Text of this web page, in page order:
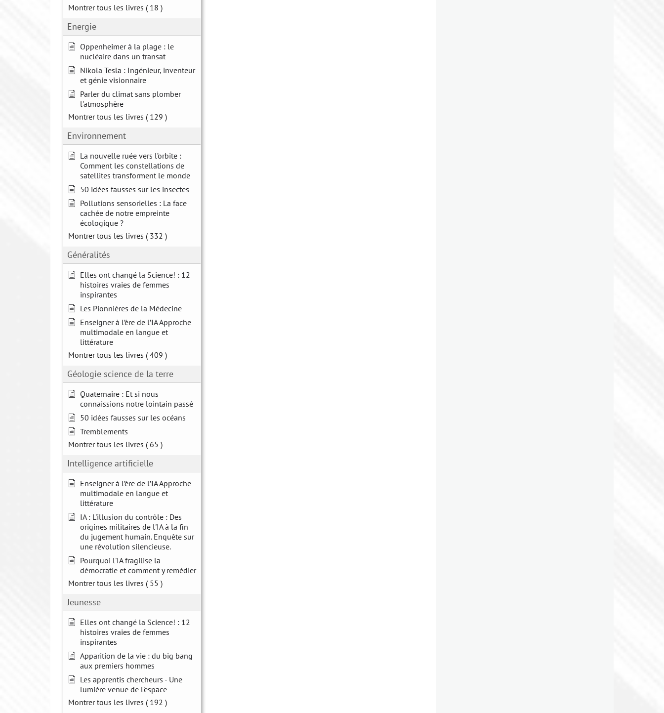
Montrer tous les livres ( 18 )
Energie
Oppenheimer à la plage : le
nucléaire dans un transat
Nikola Tesla : Ingénieur, inventeur
et génie visionnaire
Parler du climat sans plomber
l'atmosphère
Montrer tous les livres ( 129 )
Environnement
La nouvelle ruée vers l’orbite :
Comment les constellations de
satellites transforment le monde
50 idées fausses sur les insectes
Pollutions sensorielles : La face
cachée de notre empreinte
écologique ?
Montrer tous les livres ( 332 )
Généralités
Elles ont changé la Science! : 12
histoires vraies de femmes
inspirantes
Les Pionnières de la Médecine
Enseigner à l’ère de l’IA Approche
multimodale en langue et
littérature
Montrer tous les livres ( 409 )
Géologie science de la terre
Quaternaire : Et si nous
connaissions notre lointain passé
50 idées fausses sur les océans
Tremblements
Montrer tous les livres ( 65 )
Intelligence artificielle
Enseigner à l’ère de l’IA Approche
multimodale en langue et
littérature
IA : L'illusion du contrôle : Des
origines militaires de l'IA à la fin
du jugement humain. Enquête sur
une révolution silencieuse.
Pourquoi l'IA fragilise la
démocratie et comment y remédier
Montrer tous les livres ( 55 )
Jeunesse
Elles ont changé la Science! : 12
histoires vraies de femmes
inspirantes
Apparition de la vie : du big bang
aux premiers hommes
Les apprentis chercheurs - Une
lumière venue de l'espace
Montrer tous les livres ( 192 )